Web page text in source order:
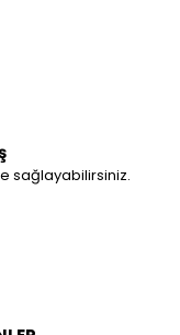
sağlayabilirsiniz.